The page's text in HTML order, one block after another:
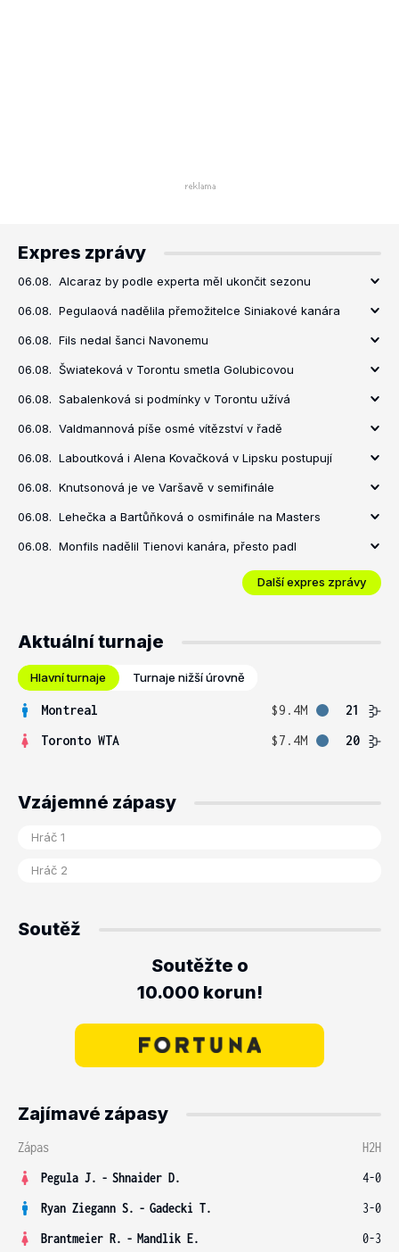
Expres zprávy
06.08. Alcaraz by podle experta měl ukončit sezonu
06.08. Pegulaová nadělila přemožitelce Siniakové kanára
06.08. Fils nedal šanci Navonemu
06.08. Šwiateková v Torontu smetla Golubicovou
06.08. Sabalenková si podmínky v Torontu užívá
06.08. Valdmannová píše osmé vítězství v řadě
06.08. Laboutková i Alena Kovačková v Lipsku postupují
06.08. Knutsonová je ve Varšavě v semifinále
06.08. Lehečka a Bartůňková o osmifinále na Masters
06.08. Monfils nadělil Tienovi kanára, přesto padl
Další expres zprávy
Aktuální turnaje
Hlavní turnaje Turnaje nižší úrovně
Montreal $9.4M
21
Toronto WTA
$7.4M 20
Vzájemné zápasy
Soutěž
Soutěžte o
10.000 korun!
Zajímavé zápasy
Zápas
H2H
Pegula J. - Shnaider D.
4-0
Ryan Ziegann S. - Gadecki T.
3-0
Brantmeier R. - Mandlik E.
0-3